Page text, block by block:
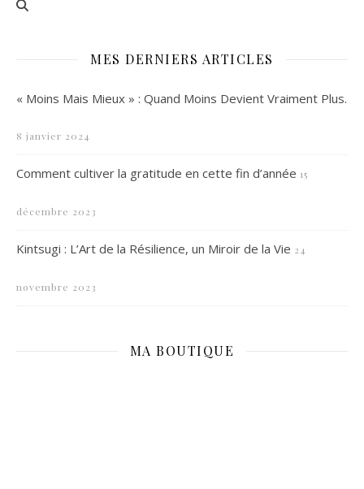
MES DERNIERS ARTICLES
« Moins Mais Mieux » : Quand Moins Devient Vraiment Plus.
8 janvier 2024
Comment cultiver la gratitude en cette fin d’année 15
décembre 2023
Kintsugi : L’Art de la Résilience, un Miroir de la Vie 24
novembre 2023
MA BOUTIQUE